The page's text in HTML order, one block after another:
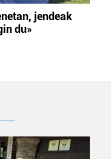
jendeak
du»